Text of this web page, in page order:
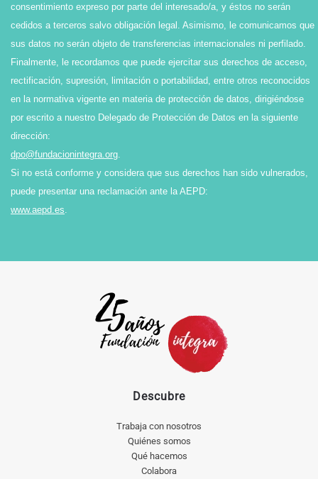
consentimiento expreso por parte del interesado/a, y éstos no serán
cedidos a terceros salvo obligación legal. Asimismo, le comunicamos que
sus datos no serán objeto de transferencias internacionales ni perfilado.
Finalmente, le recordamos que puede ejercitar sus derechos de acceso,
rectificación, supresión, limitación o portabilidad, entre otros reconocidos
en la normativa vigente en materia de protección de datos, dirigiéndose
por escrito a nuestro Delegado de Protección de Datos en la siguiente
dirección:
dpo@fundacionintegra.org
Si no está conforme y considera que sus derechos han sido vulnerados,
puede presentar una reclamación ante la AEPD:
www.aepd.es
Descubre
Trabaja con nosotros
Quiénes somos
Qué hacemos
Colabora